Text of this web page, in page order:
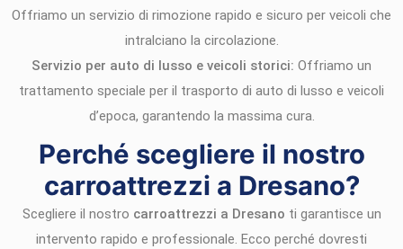
Offriamo un servizio di rimozione rapido e sicuro per veicoli che
intralciano la circolazione.
Servizio per auto di lusso e veicoli storici: Offriamo un
trattamento speciale per il trasporto di auto di lusso e veicoli
d’epoca, garantendo la massima cura.
Perché scegliere il nostro
carroattrezzi a Dresano?
Scegliere il nostro carroattrezzi a Dresano ti garantisce un
intervento rapido e professionale. Ecco perché dovresti